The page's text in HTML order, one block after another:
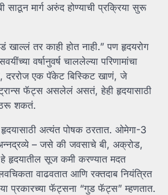
साठून मार्ग अरुंद होण्याची प्रक्रिया सुरू
तर काही होत नाही.” पण हृदयरोग
वर्षानुवर्ष चाललेल्या परिणामांचा
दररोज एक पॅकेट बिस्किट खाणं, जे
फॅट्स असलेलं असतं, हेही हृदयासाठी
ठरू शकतं.
अत्यंत पोषक ठरतात. ओमेगा-3
– जसे की जवसाचे बी, अक्रोड,
हृदयातील सूज कमी करण्यात मदत
वाढवतात आणि रक्तदाब नियंत्रित
प्रकारच्या फॅट्सना “गुड फॅट्स” म्हणतात.